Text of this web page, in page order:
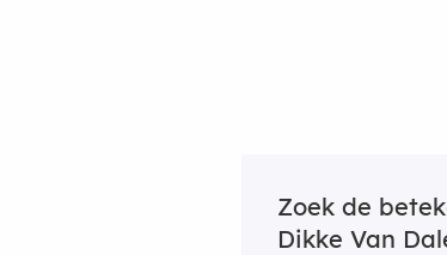
Zoek de
Dikke Van